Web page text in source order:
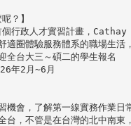
？】
首個行政人才實習計畫，
適圈體驗服務體系的職場生活
全台大三～碩二的學生報名
年2月~6月
機會，了解第一線實務作業日
台，不管是在台灣的北中南東